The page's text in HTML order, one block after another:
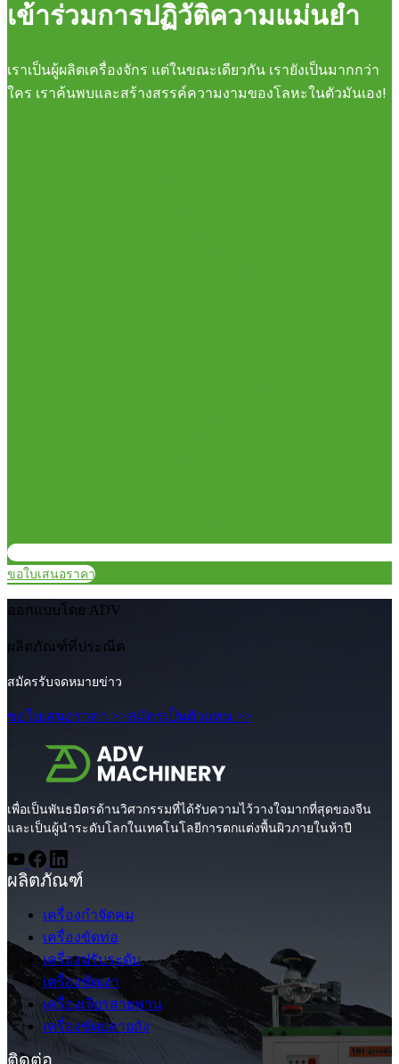
เข้าร่วมการปฏิวัติความแม่นยำ
เราเป็นผู้ผลิตเครื่องจักร แต่ในขณะเดียวกัน เรายังเป็นมากกว่า
ใคร เราค้นพบและสร้างสรรค์ความงามของโลหะในตัวมันเอง!
ขอใบเสนอราคา
ออกแบบโดย ADV
ผลิตภัณฑ์ที่ประณีต
สมัครรับจดหมายข่าว
ขอใบเสนอราคา >>สมัครเป็นตัวแทน >>
เพื่อเป็นพันธมิตรด้านวิศวกรรมที่ได้รับความไว้วางใจมากที่สุดของจีน
และเป็นผู้นำระดับโลกในเทคโนโลยีการตกแต่งพื้นผิวภายในห้าปี
ผลิตภัณฑ์
เครื่องกำจัดคม
เครื่องขัดท่อ
เครื่องปรับระดับ
เครื่องขัดเงา
เครื่องเจียรสายพาน
เครื่องขัดปลายถัง
ติดต่อ